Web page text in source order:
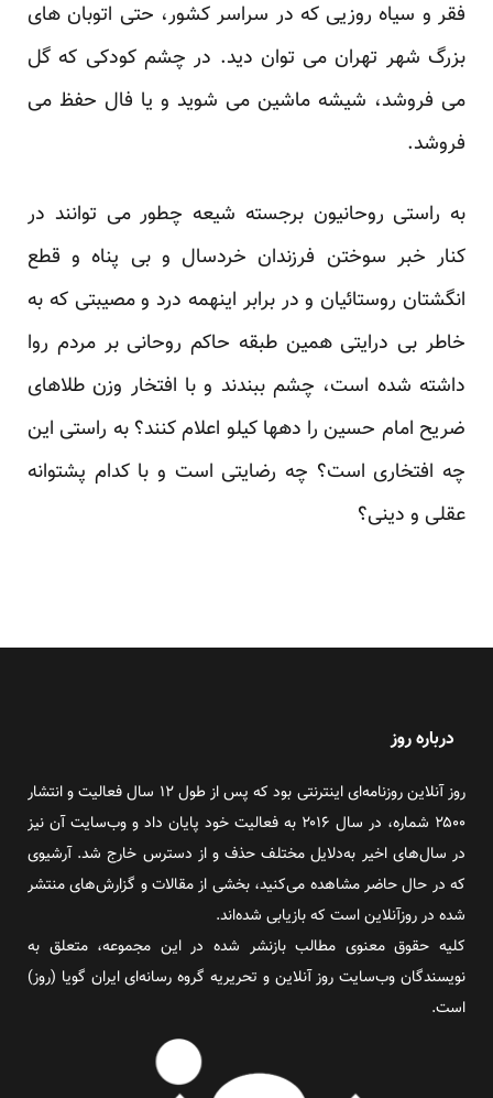
فقر و سیاه روزیی که در سراسر کشور، حتی اتوبان های
بزرگ شهر تهران می توان دید. در چشم کودکی که گل
می فروشد، شیشه ماشین می شوید و یا فال حفظ می
فروشد.
به راستی روحانیون برجسته شیعه چطور می توانند در
کنار خبر سوختن فرزندان خردسال و بی پناه و قطع
انگشتان روستائیان و در برابر اینهمه درد و مصیبتی که به
خاطر بی درایتی همین طبقه حاکم روحانی بر مردم روا
داشته شده است، چشم ببندند و با افتخار وزن طلاهای
ضریح امام حسین را دهها کیلو اعلام کنند؟ به راستی این
چه افتخاری است؟ چه رضایتی است و با کدام پشتوانه
عقلی و دینی؟
درباره روز
روز آنلاین روزنامه‌ای اینترنتی بود که پس از طول ۱۲ سال فعالیت و انتشار
۲۵۰۰ شماره، در سال ۲۰۱۶ به فعالیت خود پایان داد و وب‌سایت آن نیز
در سال‌های اخیر به‌دلایل مختلف حذف و از دسترس خارج شد. آرشیوی
که در حال حاضر مشاهده می‌کنید، بخشی از مقالات و گزارش‌های منتشر
شده در روزآنلاین است که بازیابی شده‌اند.
کلیه حقوق معنوی مطالب بازنشر شده در این مجموعه، متعلق به
نویسندگان وب‌سایت روز آنلاین و تحریریه گروه رسانه‌ای ایران گویا (روز)
است.